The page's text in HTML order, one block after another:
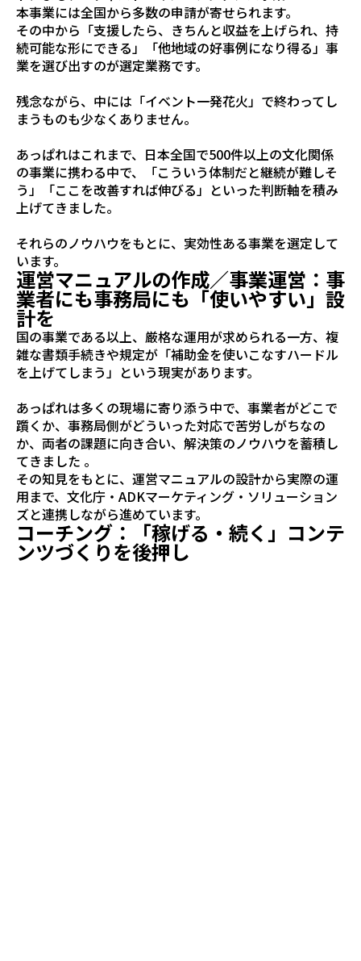
本事業には全国から多数の申請が寄せられます。
その中から「支援したら、きちんと収益を上げられ、持
続可能な形にできる」「他地域の好事例になり得る」事
業を選び出すのが選定業務です。
残念ながら、中には「イベント一発花火」で終わってし
まうものも少なくありません。
あっぱれはこれまで、日本全国で500件以上の文化関係
の事業に携わる中で、「こういう体制だと継続が難しそ
う」「ここを改善すれば伸びる」といった判断軸を積み
上げてきました。
それらのノウハウをもとに、実効性ある事業を選定して
います。
運営マニュアルの作成／事業運営：事
業者にも事務局にも「使いやすい」設
計を
国の事業である以上、厳格な運用が求められる一方、複
雑な書類手続きや規定が「補助金を使いこなすハードル
を上げてしまう」という現実があります。
あっぱれは多くの現場に寄り添う中で、事業者がどこで
躓くか、事務局側がどういった対応で苦労しがちなの
か、両者の課題に向き合い、解決策のノウハウを蓄積し
てきました 。
その知見をもとに、運営マニュアルの設計から実際の運
用まで、文化庁・ADKマーケティング・ソリューション
ズと連携しながら進めています。
コーチング：「稼げる・続く」コンテ
ンツづくりを後押し